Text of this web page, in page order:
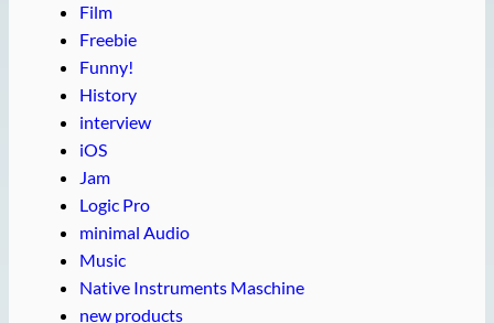
Film
Freebie
Funny!
History
interview
iOS
Jam
Logic Pro
minimal Audio
Music
Native Instruments Maschine
new products